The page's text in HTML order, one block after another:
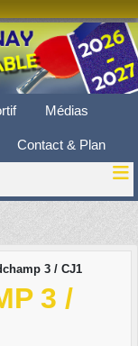
Médias
Contact & Plan
3 / CJ1
3 /